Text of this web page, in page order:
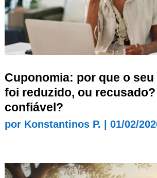
Cuponomia: por que o
foi reduzido, ou recusado?
confiável?
por Konstantinos P. 01/02/